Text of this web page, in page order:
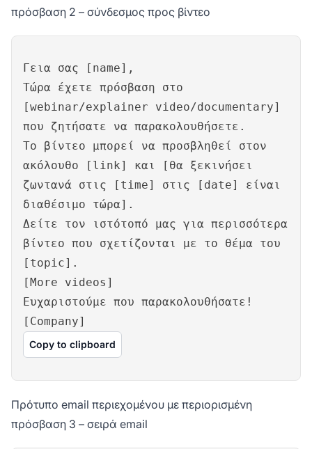
πρόσβαση 2 – σύνδεσμος προς βίντεο
Γεια σας [name],
Τώρα έχετε πρόσβαση στο
[webinar/explainer video/documentary]
που ζητήσατε να παρακολουθήσετε.
Το βίντεο μπορεί να προσβληθεί στον
ακόλουθο [link] και [θα ξεκινήσει
ζωντανά στις [time] στις [date] είναι
διαθέσιμο τώρα].
Δείτε τον ιστότοπό μας για περισσότερα
βίντεο που σχετίζονται με το θέμα του
[topic].
[More videos]
Ευχαριστούμε που παρακολουθήσατε!
[Company]
Copy to clipboard
Πρότυπο email περιεχομένου με περιορισμένη
πρόσβαση 3 – σειρά email